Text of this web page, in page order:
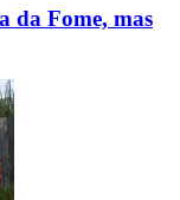
da Fome, mas